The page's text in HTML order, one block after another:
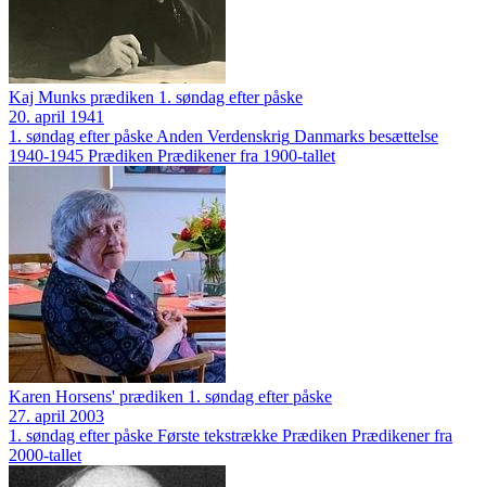
Kaj Munks prædiken 1. søndag efter påske
20. april 1941
1. søndag efter påske Anden Verdenskrig Danmarks besættelse
1940-1945 Prædiken Prædikener fra 1900-tallet
Karen Horsens' prædiken 1. søndag efter påske
27. april 2003
1. søndag efter påske Første tekstrække Prædiken Prædikener fra
2000-tallet